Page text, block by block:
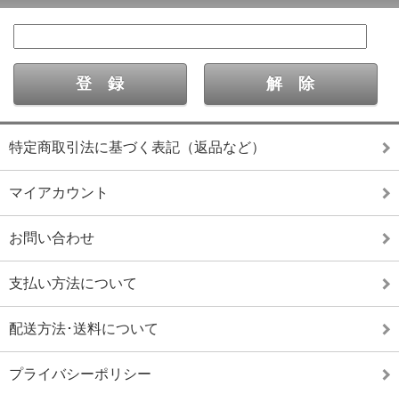
特定商取引法に基づく表記（返品など）
マイアカウント
お問い合わせ
支払い方法について
配送方法･送料について
プライバシーポリシー